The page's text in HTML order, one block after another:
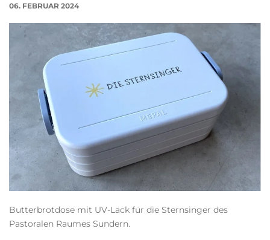
06. FEBRUAR 2024
Butterbrotdose mit UV-Lack für die Sternsinger des
Pastoralen Raumes Sundern.